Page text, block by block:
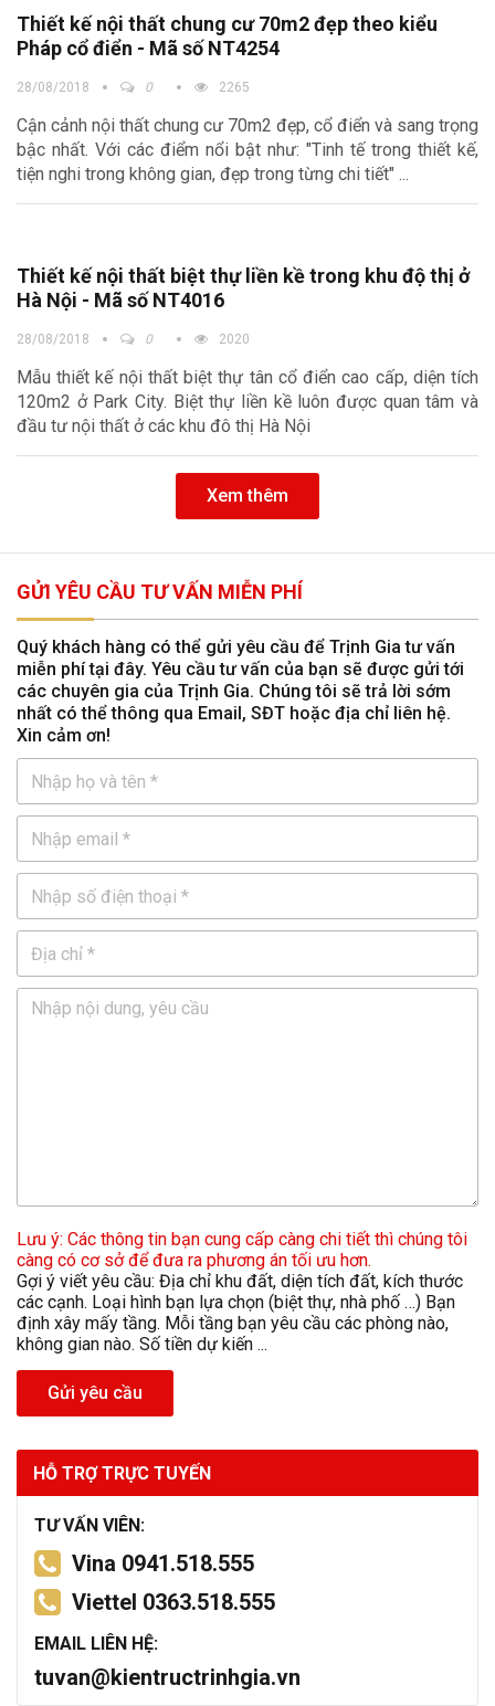
Thiết kế nội thất chung cư 70m2 đẹp theo kiểu
Pháp cổ điển - Mã số NT4254
28/08/2018 0 2265
Cận cảnh nội thất chung cư 70m2 đẹp, cổ điển và sang trọng
bậc nhất. Với các điểm nổi bật như: "Tinh tế trong thiết kế,
tiện nghi trong không gian, đẹp trong từng chi tiết" ...
Thiết kế nội thất biệt thự liền kề trong khu độ thị ở
Hà Nội - Mã số NT4016
28/08/2018 0 2020
Mẫu thiết kế nội thất biệt thự tân cổ điển cao cấp, diện tích
120m2 ở Park City. Biệt thự liền kề luôn được quan tâm và
đầu tư nội thất ở các khu đô thị Hà Nội
Xem thêm
GỬI YÊU CẦU TƯ VẤN MIỄN PHÍ
Quý khách hàng có thể gửi yêu cầu để Trịnh Gia tư vấn
miễn phí tại đây. Yêu cầu tư vấn của bạn sẽ được gửi tới
các chuyên gia của Trịnh Gia. Chúng tôi sẽ trả lời sớm
nhất có thể thông qua Email, SĐT hoặc địa chỉ liên hệ.
Xin cảm ơn!
Lưu ý: Các thông tin bạn cung cấp càng chi tiết thì chúng tôi
càng có cơ sở để đưa ra phương án tối ưu hơn.
Gợi ý viết yêu cầu: Địa chỉ khu đất, diện tích đất, kích thước
các cạnh. Loại hình bạn lựa chọn (biệt thự, nhà phố …) Bạn
định xây mấy tầng. Mỗi tầng bạn yêu cầu các phòng nào,
không gian nào. Số tiền dự kiến ...
Gửi yêu cầu
HỖ TRỢ TRỰC TUYẾN
TƯ VẤN VIÊN:
Vina 0941.518.555
Viettel 0363.518.555
EMAIL LIÊN HỆ:
tuvan@kientructrinhgia.vn